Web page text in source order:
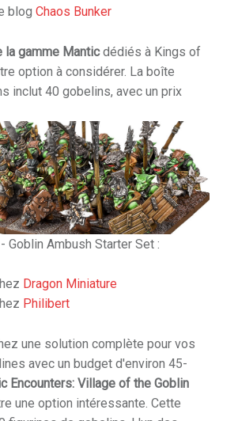
blog Chaos Bunker
la gamme Manticdédiés à Kings of
option à considérer. La boîte
inclut 40 gobelins, avec un prix
Goblin Ambush Starter Set :
Dragon Miniature
Philibert
une solution complète pour vos
avec un budget d'environ 45-
Encounters: Village of the Goblin
une option intéressante. Cette